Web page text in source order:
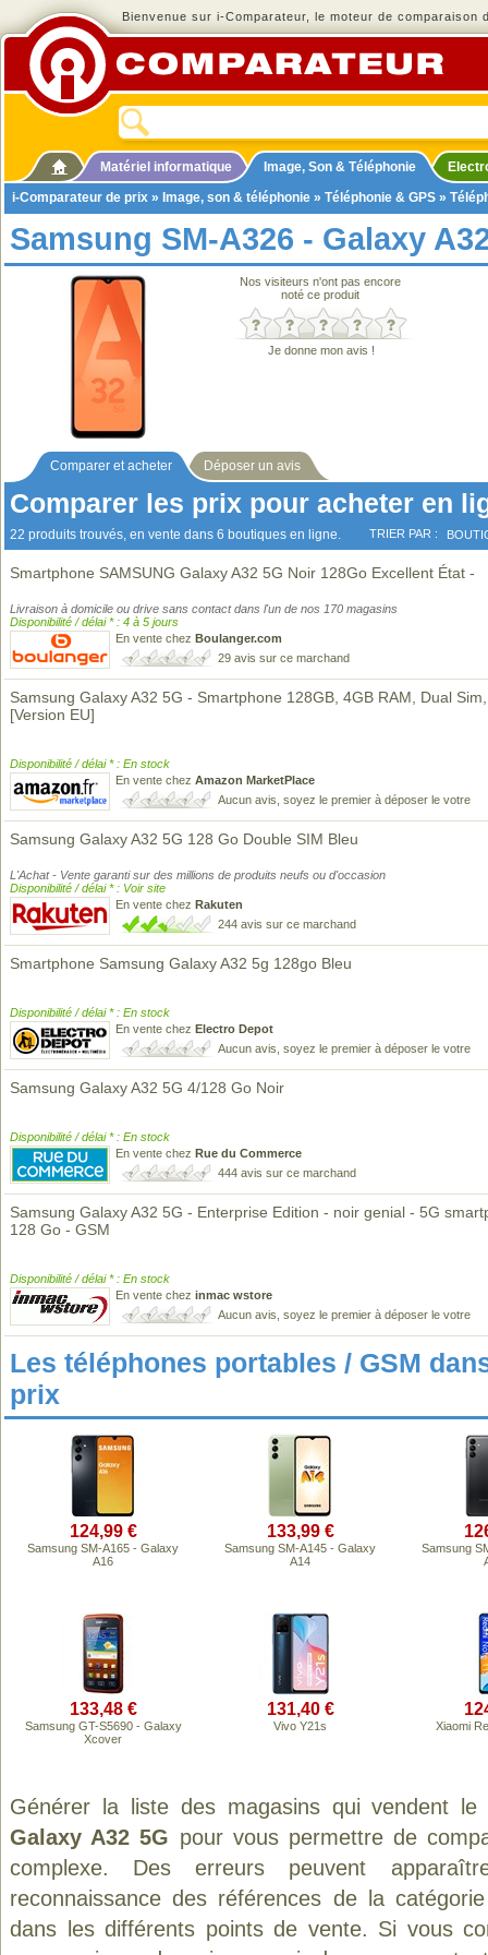
Bienvenue sur i-Comparateur, le moteur de comparaison
Matériel informatique Image, Son & Téléphonie
i-Comparateur de prix » Image, son & téléphonie » Téléphonie & GPS »
Samsung SM-A326 - Galaxy
Nos visiteurs n'ont pas encore
noté ce produit
Je donne mon avis !
Comparer et acheter Déposer un avis
Comparer les prix pour acheter en
22 produits trouvés, en vente dans 6 boutiques en ligne. TRIER PAR :
Smartphone SAMSUNG Galaxy A32 5G Noir 128Go Excellent État -
Livraison à domicile ou drive sans contact dans l'un de nos 170 magasins
Disponibilité / délai * : 4 à 5 jours
En vente chez Boulanger.com
29 avis sur ce marchand
Samsung Galaxy A32 5G - Smartphone 128GB, 4GB RAM, Dual
[Version EU]
Disponibilité / délai * : En stock
En vente chez Amazon MarketPlace
Aucun avis, soyez le premier à déposer le votre
Samsung Galaxy A32 5G 128 Go Double SIM Bleu
L'Achat - Vente garanti sur des millions de produits neufs ou d'occasion
Disponibilité / délai * : Voir site
En vente chez Rakuten
244 avis sur ce marchand
Smartphone Samsung Galaxy A32 5g 128go Bleu
Disponibilité / délai * : En stock
En vente chez Electro Depot
Aucun avis, soyez le premier à déposer le votre
Samsung Galaxy A32 5G 4/128 Go Noir
Disponibilité / délai * : En stock
En vente chez Rue du Commerce
444 avis sur ce marchand
Samsung Galaxy A32 5G - Enterprise Edition - noir genial - 5G
128 Go - GSM
Disponibilité / délai * : En stock
En vente chez inmac wstore
Aucun avis, soyez le premier à déposer le votre
Les téléphones portables / GSM
prix
124,99 €
Samsung SM-A165 - Galaxy
A16
133,99 €
Samsung SM-A145 - Galaxy
A14
Samsung
133,48 €
Samsung GT-S5690 - Galaxy
Xcover
131,40 €
Vivo Y21s Xiaomi
Générer la liste des magasins qui vendent
Galaxy A32 5G pour vous permettre de
complexe. Des erreurs peuvent
reconnaissance des références de la
dans les différents points de vente. Si vous